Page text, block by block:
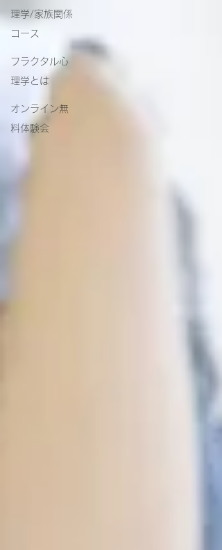
理学/家族関係
コース
フラクタル心
理学とは
オンライン無
料体験会